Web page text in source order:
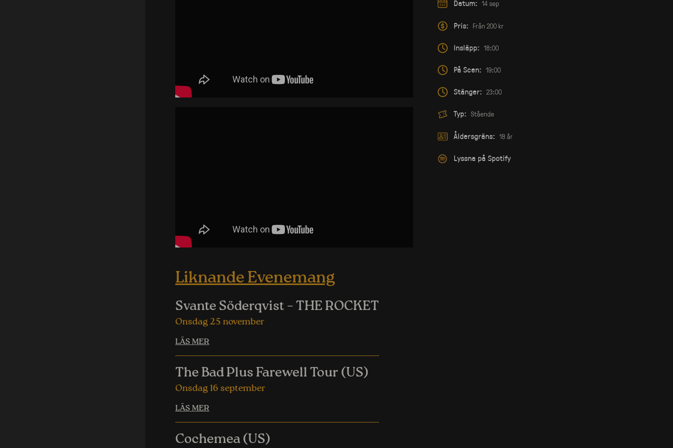
Liknande Evenemang
Svante Söderqvist – THE ROCKET
Onsdag 25 november
LÄS MER
The Bad Plus Farewell Tour (US)
Onsdag 16 september
LÄS MER
Cochemea (US)
Datum: 14 sep
Pris: Från 200 kr
Insläpp: 18:00
På Scen: 19:00
Stänger: 23:00
Typ: Stående
Åldersgräns: 18 år
Lyssna på Spotify